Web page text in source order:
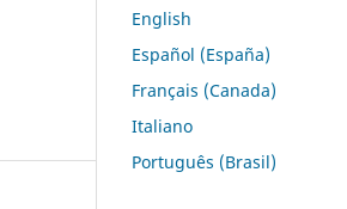
English
Español (España)
Français (Canada)
Italiano
Português (Brasil)